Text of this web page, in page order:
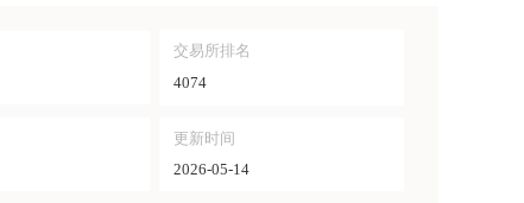
交易所排名
4074
更新时间
2026-05-14